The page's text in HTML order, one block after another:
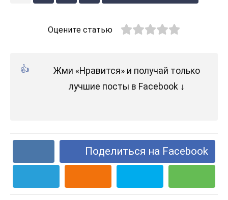
Оцените статью
Жми «Нравится» и получай только
лучшие посты в Facebook ↓
Поделиться на Facebook